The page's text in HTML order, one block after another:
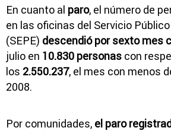
En cuanto al paro, el número de
en las oficinas del Servicio
(SEPE) descendió por sexto mes
julio en 10.830 personas con
los 2.550.237, el mes con menos
2008.
Por comunidades, el paro